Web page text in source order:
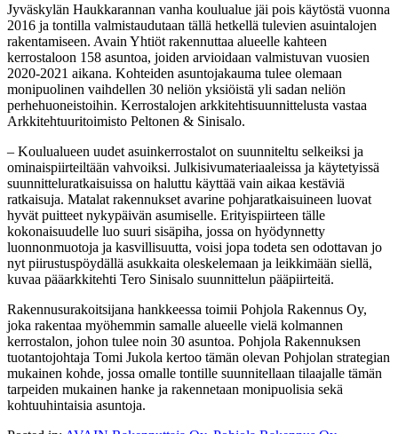
Jyväskylän Haukkarannan vanha koulualue jäi pois käytöstä vuonna
2016 ja tontilla valmistaudutaan tällä hetkellä tulevien asuintalojen
rakentamiseen. Avain Yhtiöt rakennuttaa alueelle kahteen
kerrostaloon 158 asuntoa, joiden arvioidaan valmistuvan vuosien
2020-2021 aikana. Kohteiden asuntojakauma tulee olemaan
monipuolinen vaihdellen 30 neliön yksiöistä yli sadan neliön
perhehuoneistoihin. Kerrostalojen arkkitehtisuunnittelusta vastaa
Arkkitehtuuritoimisto Peltonen & Sinisalo.
– Koulualueen uudet asuinkerrostalot on suunniteltu selkeiksi ja
ominaispiirteiltään vahvoiksi. Julkisivumateriaaleissa ja käytetyissä
suunnitteluratkaisuissa on haluttu käyttää vain aikaa kestäviä
ratkaisuja. Matalat rakennukset avarine pohjaratkaisuineen luovat
hyvät puitteet nykypäivän asumiselle. Erityispiirteen tälle
kokonaisuudelle luo suuri sisäpiha, jossa on hyödynnetty
luonnonmuotoja ja kasvillisuutta, voisi jopa todeta sen odottavan jo
nyt piirustuspöydällä asukkaita oleskelemaan ja leikkimään siellä,
kuvaa pääarkkitehti Tero Sinisalo suunnittelun pääpiirteitä.
Rakennusurakoitsijana hankkeessa toimii Pohjola Rakennus Oy,
joka rakentaa myöhemmin samalle alueelle vielä kolmannen
kerrostalon, johon tulee noin 30 asuntoa. Pohjola Rakennuksen
tuotantojohtaja Tomi Jukola kertoo tämän olevan Pohjolan strategian
mukainen kohde, jossa omalle tontille suunnitellaan tilaajalle tämän
tarpeiden mukainen hanke ja rakennetaan monipuolisia sekä
kohtuuhintaisia asuntoja.